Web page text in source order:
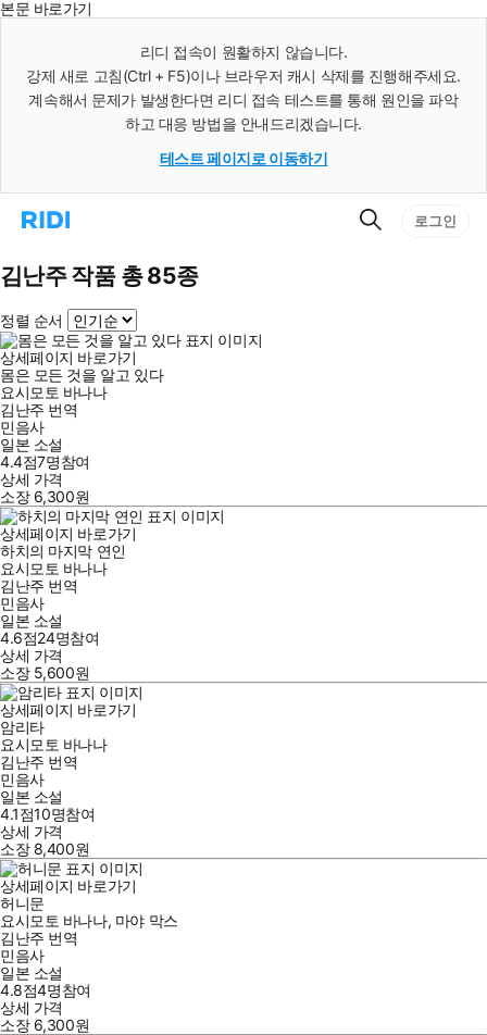
본문 바로가기
리디 접속이 원활하지 않습니다.
강제 새로 고침(Ctrl + F5)이나 브라우저 캐시 삭제를 진행해주세요.
계속해서 문제가 발생한다면 리디 접속 테스트를 통해 원인을 파악
하고 대응 방법을 안내드리겠습니다.
테스트 페이지로 이동하기
리
으
로
동
검
로그인
김난주 작품 총 85종
정렬 순서
상세페이지 바로가기
몸은 모든 것을 알고 있다
요시모토 바나나
김난주 번역
민음사
일본 소설
4.4점7명참여
상세 가격
소장 6,300원
상세페이지 바로가기
하치의 마지막 연인
요시모토 바나나
김난주 번역
민음사
일본 소설
4.6점24명참여
상세 가격
소장 5,600원
상세페이지 바로가기
암리타
요시모토 바나나
김난주 번역
민음사
일본 소설
4.1점10명참여
상세 가격
소장 8,400원
상세페이지 바로가기
허니문
요시모토 바나나, 마야 막스
김난주 번역
민음사
일본 소설
4.8점4명참여
상세 가격
소장 6,300원